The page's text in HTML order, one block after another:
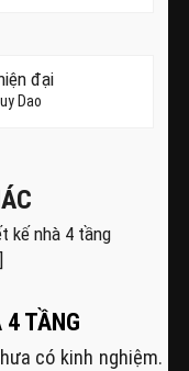
Dao
4 TẦNG
có kinh nghiệm.